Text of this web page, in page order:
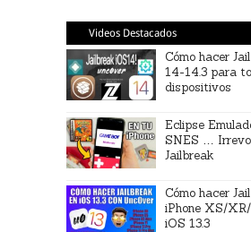
Videos Destacados
Cómo hacer
14-14.3 para
dispositivos
Eclipse
SNES …
Jailbreak
Cómo hacer
iPhone XS/
iOS 13.3